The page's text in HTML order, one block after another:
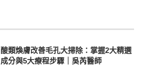
酸類煥膚改善毛孔大掃除：掌握2大精選
成分與5大療程步驟｜吳芮醫師